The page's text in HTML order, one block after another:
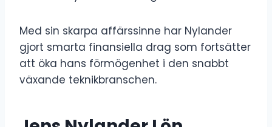
Med sin skarpa affärssinne har Nylander
gjort smarta finansiella drag som fortsätter
att öka hans förmögenhet i den snabbt
växande teknikbranschen.